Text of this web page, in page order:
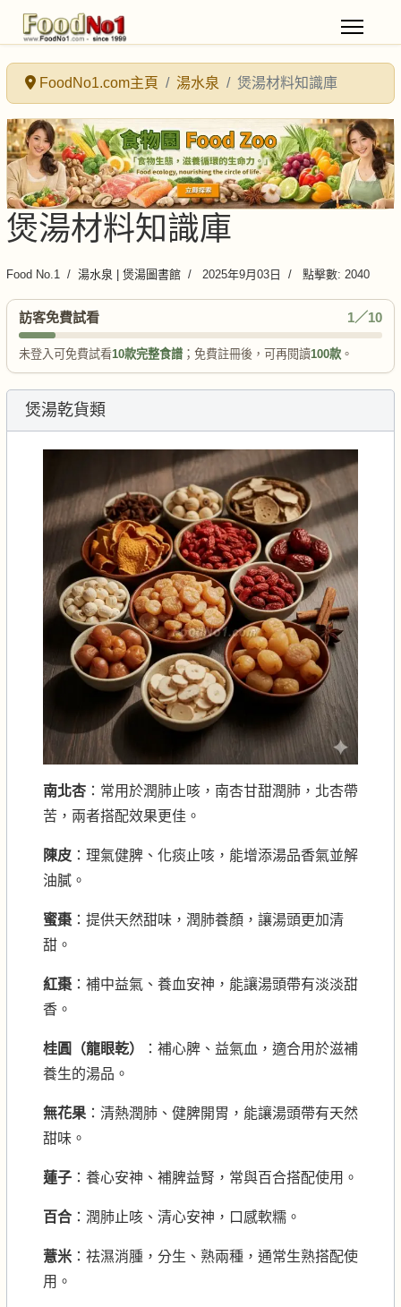
FoodNo1.com主頁 湯水泉 煲湯材料知識庫
煲湯材料知識庫
Food No.1 湯水泉 | 煲湯圖書館 2025年9月03日 點擊數: 2040
訪客免費試看 1／10
未登入可免費試看10款完整食譜 ；免費註冊後，可再閱讀100款 。
煲湯乾貨類
南北杏 ：常用於潤肺止咳，南杏甘甜潤肺，北杏帶
苦，兩者搭配效果更佳。
陳皮 ：理氣健脾、化痰止咳，能增添湯品香氣並解
油膩。
蜜棗 ：提供天然甜味，潤肺養顏，讓湯頭更加清
甜。
紅棗 ：補中益氣、養血安神，能讓湯頭帶有淡淡甜
香。
桂圓（龍眼乾）
：補心脾、益氣血，適合用於滋補
養生的湯品。
無花果 ：清熱潤肺、健脾開胃，能讓湯頭帶有天然
甜味。
蓮子 ：養心安神、補脾益腎，常與百合搭配使用。
百合 ：潤肺止咳、清心安神，口感軟糯。
薏米 ：祛濕消腫，分生、熟兩種，通常生熟搭配使
用。